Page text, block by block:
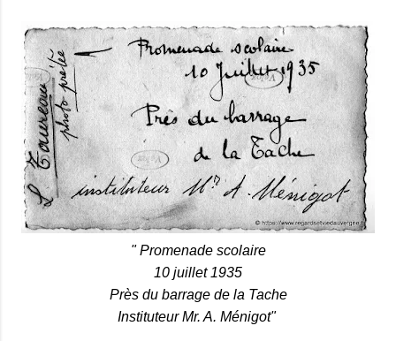
" Promenade scolaire
10 juillet 1935
Près du barrage de la Tache
Instituteur Mr. A. Ménigot"